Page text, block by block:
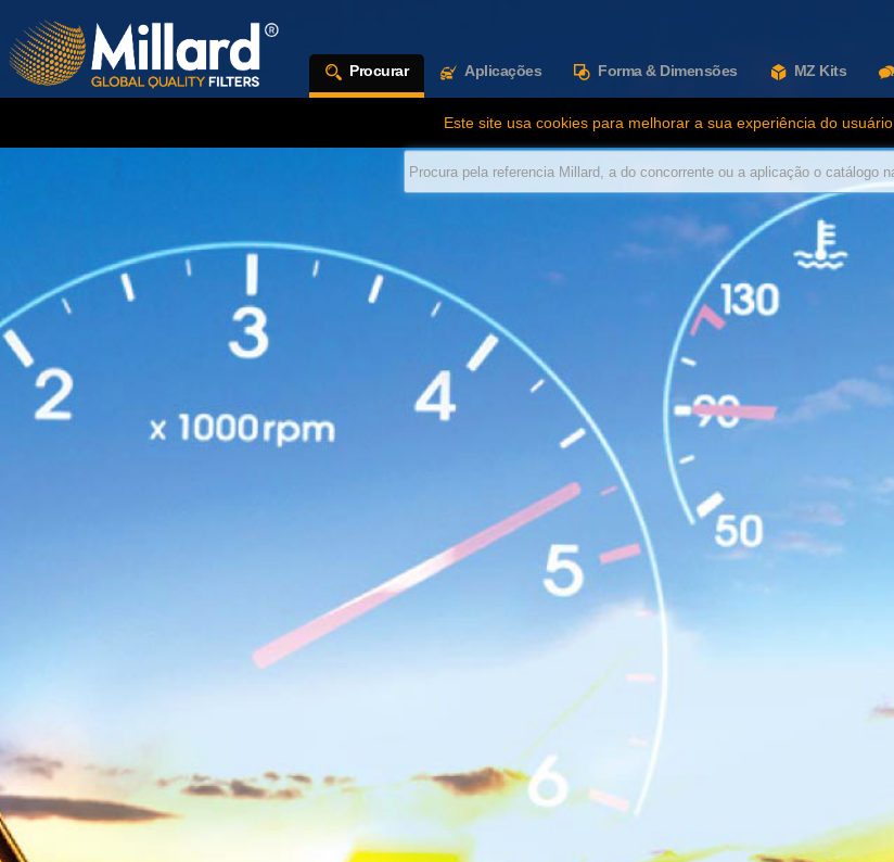
Este site usa cookies para melhorar a sua experiência do usuário
Procurar Aplicações Forma & Dimensões MZ Kits